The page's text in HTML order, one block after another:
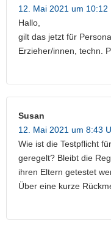
12. Mai 2021 um 10:12
Hallo,
gilt das jetzt für
Erzieher/innen, techn.
Susan
12. Mai 2021 um 8:43
Wie ist die Testpflicht
geregelt? Bleibt die
ihren Eltern getestet
Über eine kurze